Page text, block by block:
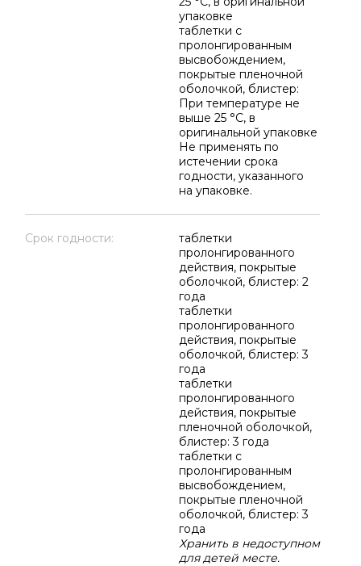
упаковке
таблетки с
пролонгированным
высвобождением,
покрытые пленочной
оболочкой, блистер:
При температуре не
выше 25 °C, в
оригинальной упаковке
Не применять по
истечении срока
годности, указанного
на упаковке.
Срок годности:
таблетки
пролонгированного
действия, покрытые
оболочкой, блистер: 2
года
таблетки
пролонгированного
действия, покрытые
оболочкой, блистер: 3
года
таблетки
пролонгированного
действия, покрытые
пленочной оболочкой,
блистер: 3 года
таблетки с
пролонгированным
высвобождением,
покрытые пленочной
оболочкой, блистер: 3
года
Хранить в недоступном
для детей месте.